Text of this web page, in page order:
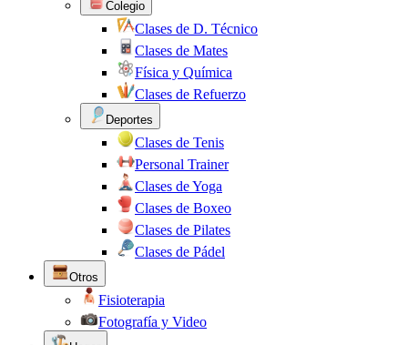
Colegio
Clases de D. Técnico
Clases de Mates
Física y Química
Clases de Refuerzo
Deportes
Clases de Tenis
Personal Trainer
Clases de Yoga
Clases de Boxeo
Clases de Pilates
Clases de Pádel
Otros
Fisioterapia
Fotografía y Video